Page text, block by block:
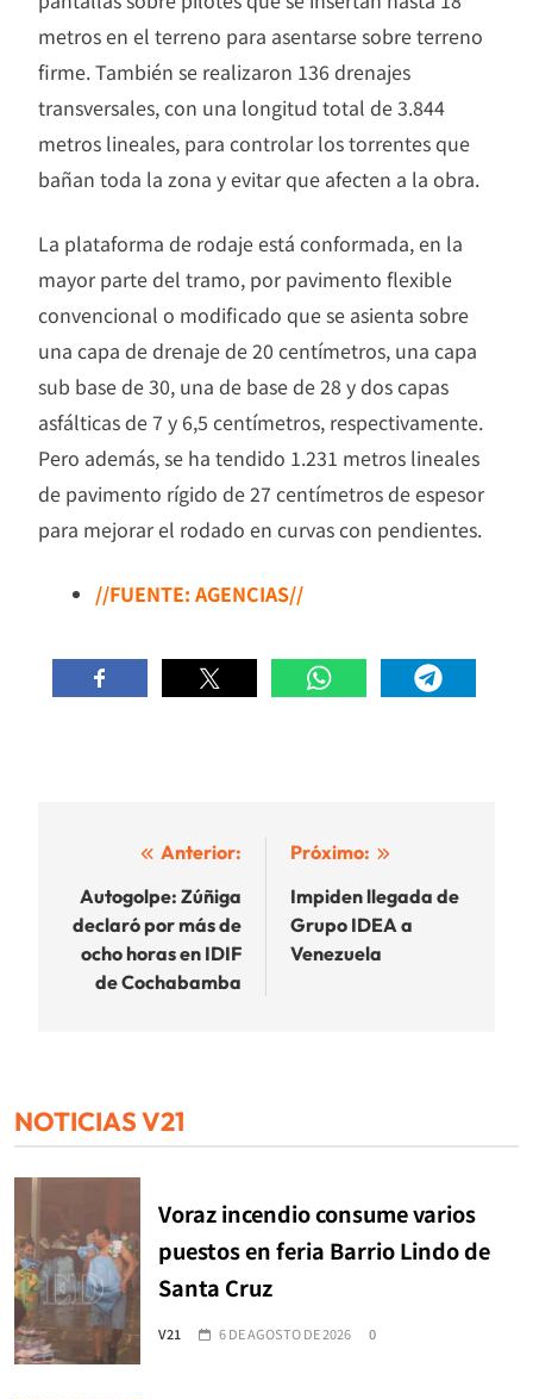
metros en el terreno para asentarse sobre terreno
firme. También se realizaron 136 drenajes
transversales, con una longitud total de 3.844
metros lineales, para controlar los torrentes que
bañan toda la zona y evitar que afecten a la obra.
La plataforma de rodaje está conformada, en la
mayor parte del tramo, por pavimento flexible
convencional o modificado que se asienta sobre
una capa de drenaje de 20 centímetros, una capa
sub base de 30, una de base de 28 y dos capas
asfálticas de 7 y 6,5 centímetros, respectivamente.
Pero además, se ha tendido 1.231 metros lineales
de pavimento rígido de 27 centímetros de espesor
para mejorar el rodado en curvas con pendientes.
//FUENTE: AGENCIAS//
Navegación
de
entradas
Anterior:
Autogolpe: Zúñiga
declaró por más de
ocho horas en IDIF
de Cochabamba
Próximo:
Impiden llegada de
Grupo IDEA a
Venezuela
NOTICIAS V21
Voraz incendio consume varios
puestos en feria Barrio Lindo de
Santa Cruz
V21 6 DE AGOSTO DE 2026 0